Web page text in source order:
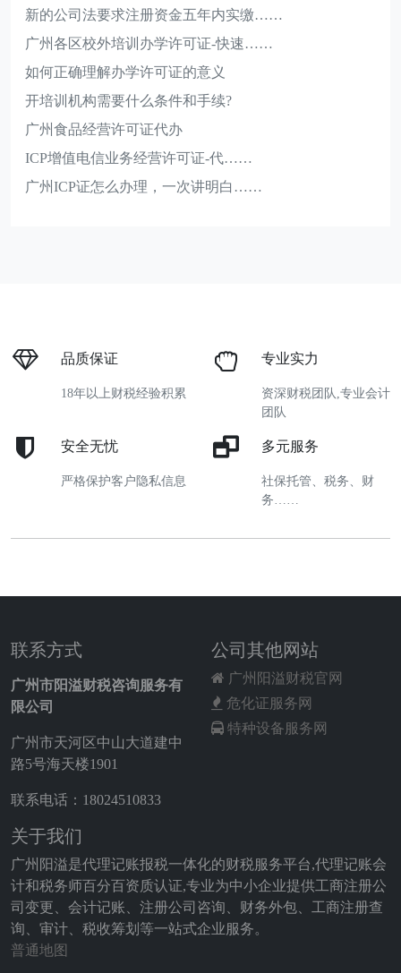
新的公司法要求注册资金五年内实缴……
广州各区校外培训办学许可证-快速……
如何正确理解办学许可证的意义
开培训机构需要什么条件和手续?
广州食品经营许可证代办
ICP增值电信业务经营许可证-代……
广州ICP证怎么办理，一次讲明白……
品质保证
18年以上财税经验积累
专业实力
资深财税团队,专业会计
团队
安全无忧
严格保护客户隐私信息
多元服务
社保托管、税务、财
务……
联系方式
广州市阳溢财税咨询服务有
限公司
广州市天河区中山大道建中
路5号海天楼1901
联系电话：18024510833
公司其他网站
广州阳溢财税官网
危化证服务网
特种设备服务网
关于我们
广州阳溢是代理记账报税一体化的财税服务平台,代理记账会
计和税务师百分百资质认证,专业为中小企业提供工商注册公
司变更、会计记账、注册公司咨询、财务外包、工商注册查
询、审计、税收筹划等一站式企业服务。
普通地图